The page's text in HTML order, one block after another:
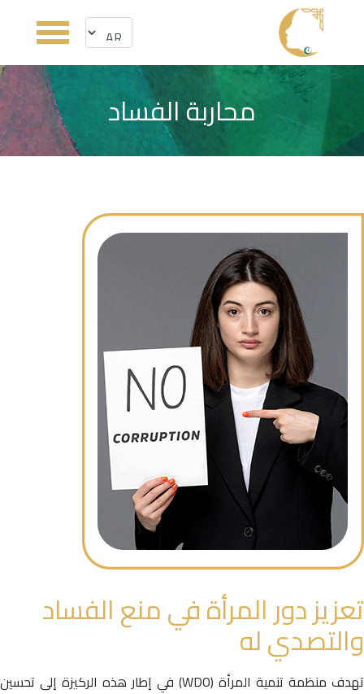
محاربة الفساد
تعزيز دور المرأة في منع الفساد
والتصدي له
تهدف منظمة تنمية المرأة (WDO) في إطار هذه الركيزة إلى تحسين